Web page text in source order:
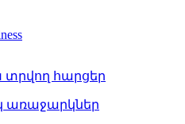
հարցեր
առաջարկներ